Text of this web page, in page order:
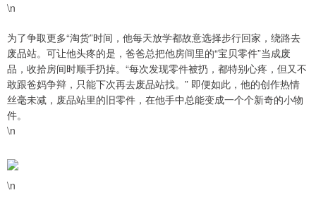
\n
为了争取更多“淘货”时间，他每天放学都故意选择步行回家，绕路去
废品站。可让他头疼的是，爸爸总把他房间里的“宝贝零件”当成废
品，收拾房间时顺手扔掉。“每次发现零件被扔，都特别心疼，但又不
敢跟爸妈争辩，只能下次再去废品站找。” 即便如此，他的创作热情
丝毫未减，废品站里的旧零件，在他手中总能变成一个个新奇的小物
件。
\n
\n